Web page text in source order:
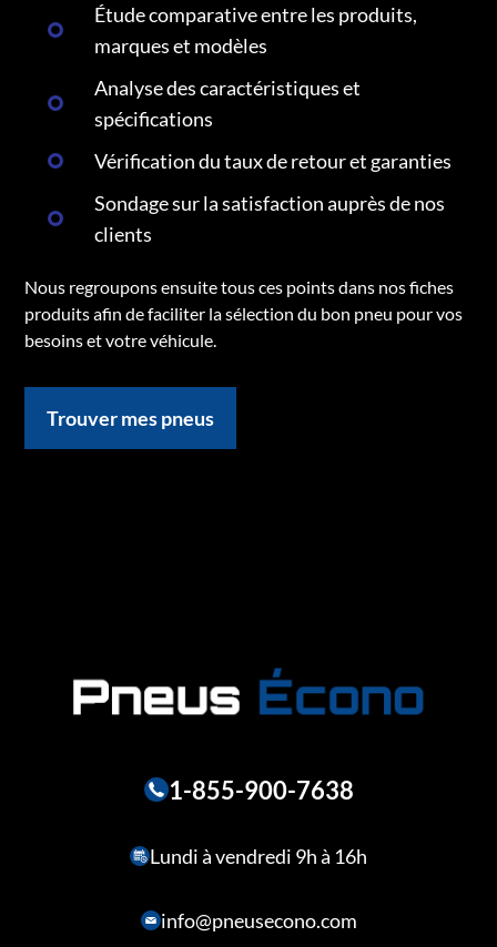
Étude comparative entre les produits,
marques et modèles
Analyse des caractéristiques et
spécifications
Vérification du taux de retour et garanties
Sondage sur la satisfaction auprès de nos
clients
Nous regroupons ensuite tous ces points dans nos fiches
produits afin de faciliter la sélection du bon pneu pour vos
besoins et votre véhicule.
Trouver mes pneus
1-855-900-7638
Lundi à vendredi 9h à 16h
info@pneusecono.com